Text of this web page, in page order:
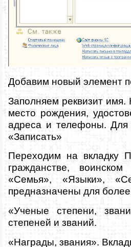
Добавим новый элемент
Заполняем реквизит
место рождения,
адреса и телефоны. Для
«Записать»
Переходим на вкладку
гражданстве,
«Семья», «Языки»,
предназначены для
«Ученые степени,
степеней и званий.
«Награды, звания».